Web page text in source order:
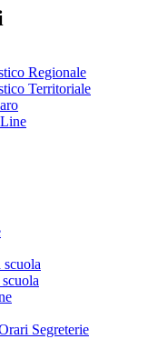
Regionale
Territoriale
Segreterie